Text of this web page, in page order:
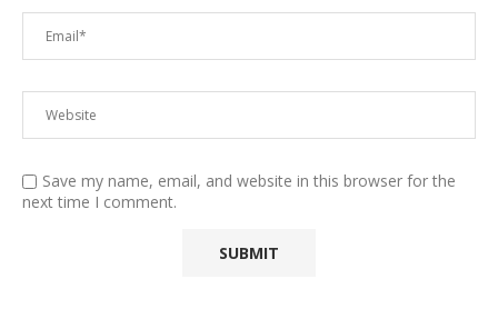
Save my name, email, and website in this browser for the
next time I comment.